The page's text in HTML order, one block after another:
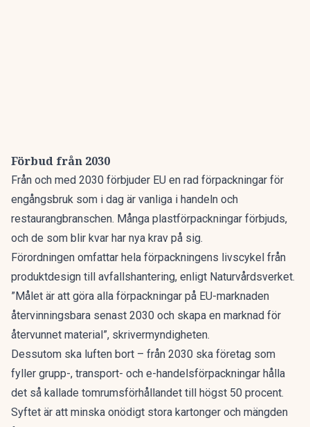
Förbud från 2030
Från och med 2030 förbjuder EU en rad förpackningar för
engångsbruk som i dag är vanliga i handeln och
restaurangbranschen. Många plastförpackningar förbjuds,
och de som blir kvar har nya krav på sig.
Förordningen omfattar hela förpackningens livscykel från
produktdesign till avfallshantering, enligt Naturvårdsverket.
”Målet är att göra alla förpackningar på EU-marknaden
återvinningsbara senast 2030 och skapa en marknad för
återvunnet material”, skrivermyndigheten.
Dessutom ska luften bort – från 2030 ska företag som
fyller grupp-, transport- och e-handelsförpackningar hålla
det så kallade tomrumsförhållandet till högst 50 procent.
Syftet är att minska onödigt stora kartonger och mängden